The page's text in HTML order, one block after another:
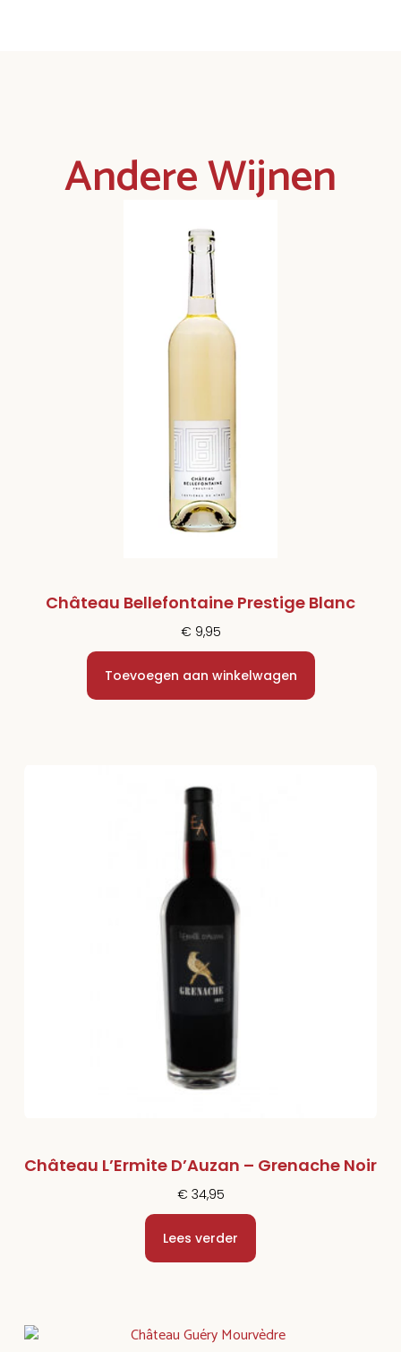
Andere Wijnen
Château Bellefontaine Prestige Blanc
€ 9,95
Toevoegen aan winkelwagen
Château L’Ermite D’Auzan – Grenache Noir
€ 34,95
Lees verder